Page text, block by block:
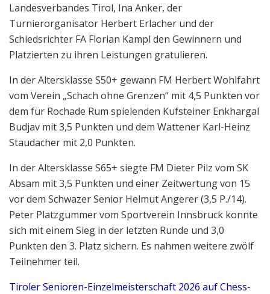
Landesverbandes Tirol, Ina Anker, der
Turnierorganisator Herbert Erlacher und der
Schiedsrichter FA Florian Kampl den Gewinnern und
Platzierten zu ihren Leistungen gratulieren.
In der Altersklasse S50+ gewann FM Herbert Wohlfahrt
vom Verein „Schach ohne Grenzen“ mit 4,5 Punkten vor
dem für Rochade Rum spielenden Kufsteiner Enkhargal
Budjav mit 3,5 Punkten und dem Wattener Karl-Heinz
Staudacher mit 2,0 Punkten.
In der Altersklasse S65+ siegte FM Dieter Pilz vom SK
Absam mit 3,5 Punkten und einer Zeitwertung von 15
vor dem Schwazer Senior Helmut Angerer (3,5 P./14).
Peter Platzgummer vom Sportverein Innsbruck konnte
sich mit einem Sieg in der letzten Runde und 3,0
Punkten den 3. Platz sichern. Es nahmen weitere zwölf
Teilnehmer teil.
Tiroler Senioren-Einzelmeisterschaft 2026 auf Chess-